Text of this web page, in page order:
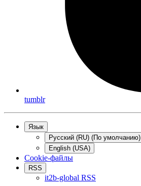
tumblr
Язык
Русский (RU) (По умолчанию)
English (USA)
Cookie-файлы
RSS
it2b-global RSS